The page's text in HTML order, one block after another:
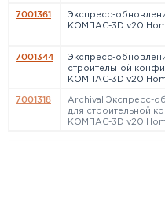
7001361
Экспресс-
КОМПАС-3D v20
7001344
Экспресс-
строительной
КОМПАС-3D v20
7001318
Archival Экспресс-
для строительной
КОМПАС-3D v20